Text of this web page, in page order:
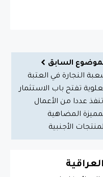
السابق
النجارة في العتبة
تفتح باب الاستثمار
عددا من الأعمال
المضاهية
الأجنبية